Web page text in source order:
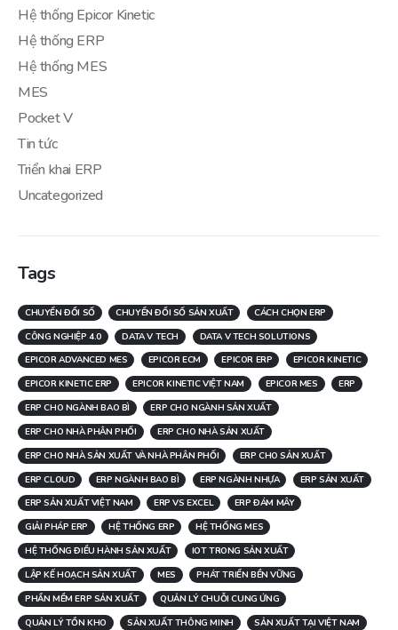
Hệ thống Epicor Kinetic
Hệ thống ERP
Hệ thống MES
MES
Pocket V
Tin tức
Triển khai ERP
Uncategorized
Tags
CHUYỂN ĐỔI SỐ CHUYỂN ĐỔI SỐ SẢN XUẤT
CÁCH CHỌN ERP
CÔNG NGHIỆP 4.0
DATA V TECH
DATA V TECH SOLUTIONS
EPICOR ADVANCED MES
EPICOR ECM EPICOR ERP
EPICOR KINETIC
EPICOR KINETIC ERP
EPICOR KINETIC VIỆT NAM EPICOR MES
ERP
ERP CHO NGÀNH BAO BÌ
ERP CHO NGÀNH SẢN XUẤT
ERP CHO NHÀ PHÂN PHỐI
ERP CHO NHÀ SẢN XUẤT
ERP CHO NHÀ SẢN XUẤT VÀ NHÀ PHÂN PHỐI
ERP CHO SẢN XUẤT
ERP CLOUD
ERP NGÀNH BAO BÌ ERP NGÀNH NHỰA
ERP SẢN XUẤT
ERP SẢN XUẤT VIỆT NAM
ERP VS EXCEL
ERP ĐÁM MÂY
GIẢI PHÁP ERP
HỆ THỐNG ERP
HỆ THỐNG MES
HỆ THỐNG ĐIỀU HÀNH SẢN XUẤT
IOT TRONG SẢN XUẤT
LẬP KẾ HOẠCH SẢN XUẤT
MES
PHÁT TRIỂN BỀN VỮNG
PHẦN MỀM ERP SẢN XUẤT
QUẢN LÝ CHUỖI CUNG ỨNG
QUẢN LÝ TỒN KHO
SẢN XUẤT THÔNG MINH
SẢN XUẤT TẠI VIỆT NAM